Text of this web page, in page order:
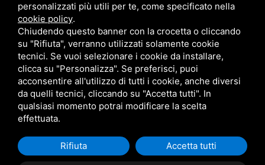
Sede Operativa Lucca
commerciale@metalmaticsrl.it
0583-464203
Via di Tiglio, 1369/I 55100 Lucca
personalizzati più utili per te, come specificato nella
cookie policy.
Chiudendo questo banner con la crocetta o cliccando
su "Rifiuta", verranno utilizzati solamente cookie
tecnici. Se vuoi selezionare i cookie da installare,
clicca su "Personalizza". Se preferisci, puoi
acconsentire all'utilizzo di tutti i cookie, anche diversi
da quelli tecnici, cliccando su "Accetta tutti". In
qualsiasi momento potrai modificare la scelta
effettuata.
Rifiuta Accetta tutti